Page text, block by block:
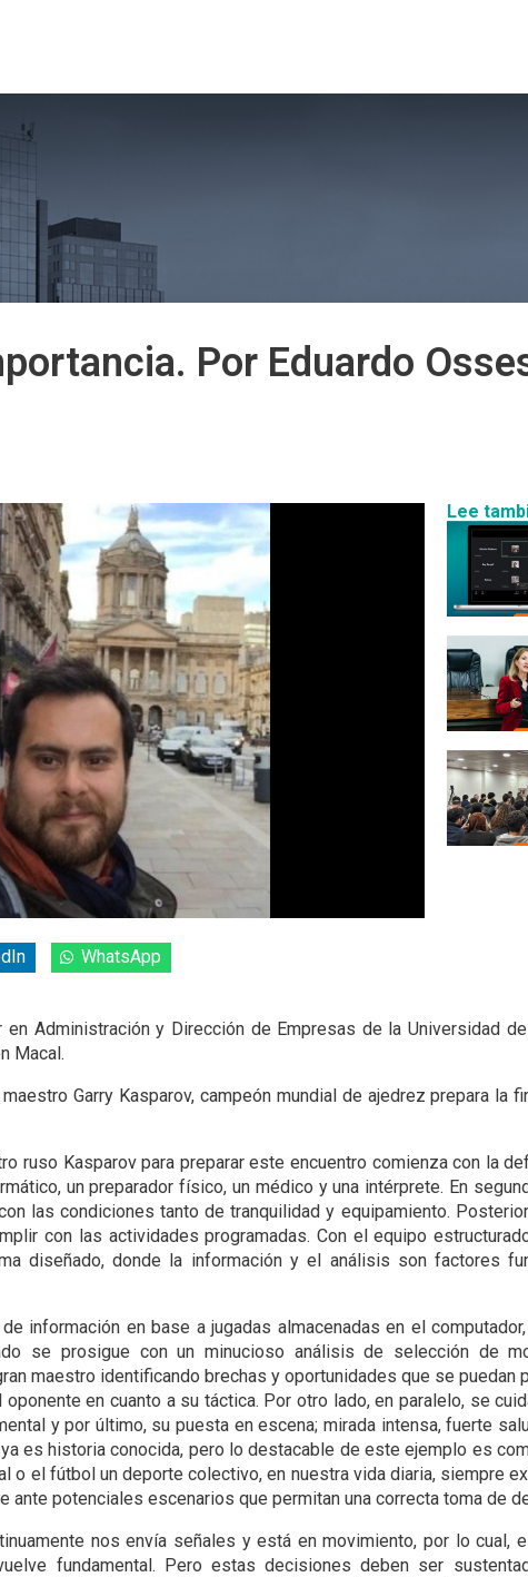
Por Eduardo
WhatsApp
Lee
Administración y Dirección de Empresas de la Universidad
Macal.
Garry Kasparov, campeón mundial de ajedrez prepara la
ruso Kasparov para preparar este encuentro comienza con la
un preparador físico, un médico y una intérprete. En
las condiciones tanto de tranquilidad y equipamiento.
con las actividades programadas. Con el equipo
diseñado, donde la información y el análisis son factores
información en base a jugadas almacenadas en el
se prosigue con un minucioso análisis de selección de
maestro identificando brechas y oportunidades que se puedan
en cuanto a su táctica. Por otro lado, en paralelo, se
y por último, su puesta en escena; mirada intensa, fuerte
es historia conocida, pero lo destacable de este ejemplo es
o el fútbol un deporte colectivo, en nuestra vida diaria, siempre
ante potenciales escenarios que permitan una correcta toma de
nos envía señales y está en movimiento, por lo cual,
fundamental. Pero estas decisiones deben ser